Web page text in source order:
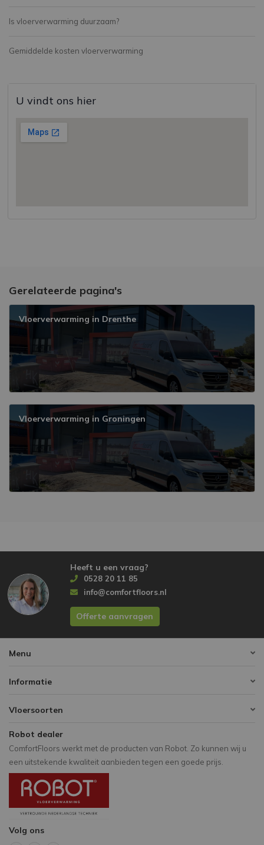
Is vloerverwarming duurzaam?
Gemiddelde kosten vloerverwarming
U vindt ons hier
Gerelateerde pagina's
Vloerverwarming in Drenthe
Vloerverwarming in Groningen
Heeft u een vraag?
0528 20 11 85
info@comfortfloors.nl
Offerte aanvragen
Menu
Informatie
Vloersoorten
Robot dealer
ComfortFloors werkt met de producten van Robot. Zo kunnen wij u
een uitstekende kwaliteit aanbieden tegen een goede prijs.
Volg ons